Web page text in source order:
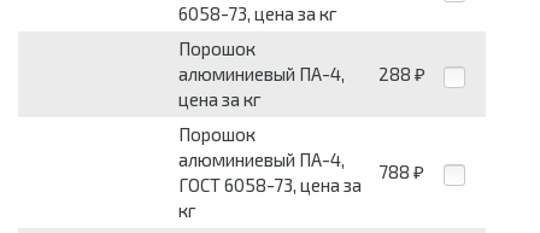
6058-73, цена за кг
Порошок
алюминиевый ПА-4,
цена за кг
288 ₽
Порошок
алюминиевый ПА-4,
ГОСТ 6058-73, цена за
кг
788 ₽